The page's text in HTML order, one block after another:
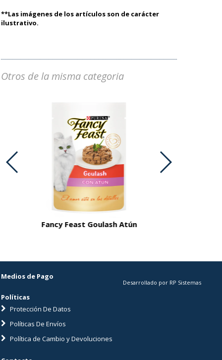
**Las imágenes de los artículos son de carácter
ilustrativo.
Otros de la misma categoria
Fancy Feast Goulash Atún
Medios de Pago
Políticas
Protección De Datos
Políticas De Envíos
Política de Cambio y Devoluciones
Desarrollado por RP Sistemas